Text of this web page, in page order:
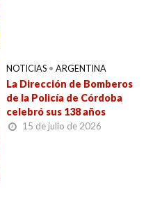
NOTICIAS • ARGENTINA
La Dirección de Bomberos
de la Policía de Córdoba
celebró sus 138 años
15 de julio de 2026